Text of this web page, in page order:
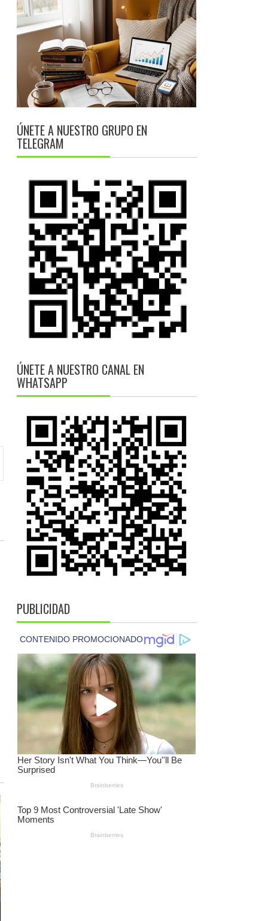
ÚNETE A NUESTRO GRUPO EN
TELEGRAM
ÚNETE A NUESTRO CANAL EN
WHATSAPP
PUBLICIDAD